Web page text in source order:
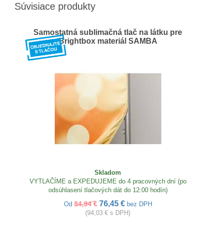
Súvisiace produkty
Samostatná sublimačná tlač na látku pre
Brightbox materiál SAMBA
Skladom
VYTLAČÍME a EXPEDUJEME do 4 pracovných dní (po
odsúhlasení tlačových dát do 12:00 hodín)
Od 84,94 €76,45 € bez DPH
(94,03 € s DPH)